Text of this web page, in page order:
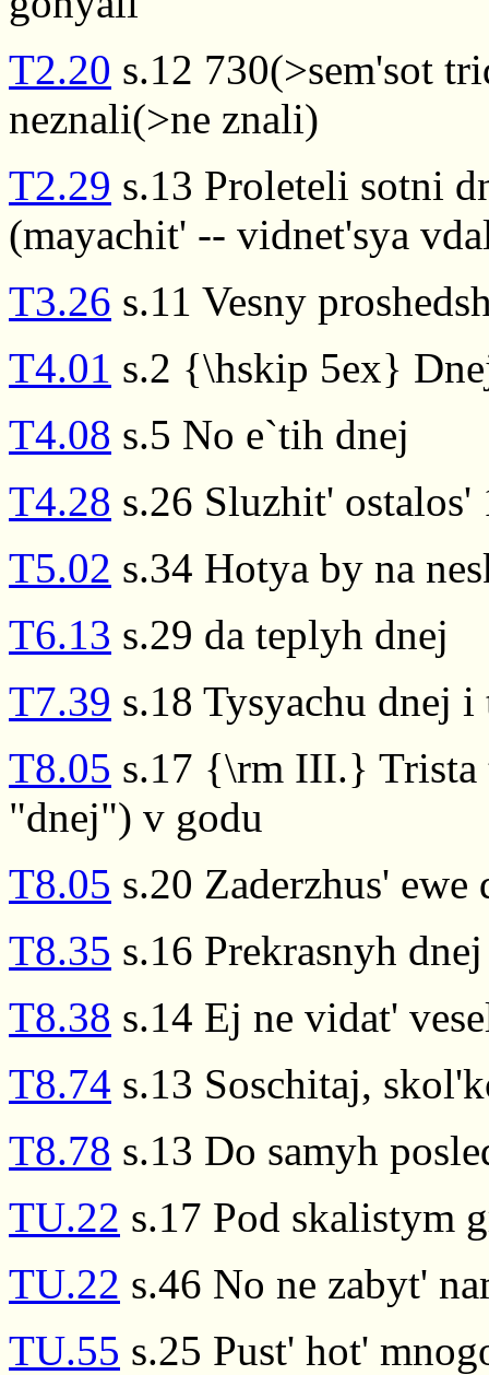
T2.20 s.12 730(>sem'sot
neznali(>ne znali)
T2.29 s.13 Proleteli sotni
(mayachit' -- vidnet'sya
T3.26 s.11 Vesny
T4.01 s.2 {\hskip 5ex}
T4.08 s.5 No e`tih dnej
T4.28 s.26 Sluzhit'
T5.02 s.34 Hotya by na
T6.13 s.29 da teplyh dnej
T7.39 s.18 Tysyachu dnej
T8.05 s.17 {\rm III.} Trista
"dnej") v godu
T8.05 s.20 Zaderzhus'
T8.35 s.16 Prekrasnyh
T8.38 s.14 Ej ne vidat'
T8.74 s.13 Soschitaj,
T8.78 s.13 Do samyh
TU.22 s.17 Pod skalistym
TU.22 s.46 No ne zabyt'
TU.55 s.25 Pust' hot'